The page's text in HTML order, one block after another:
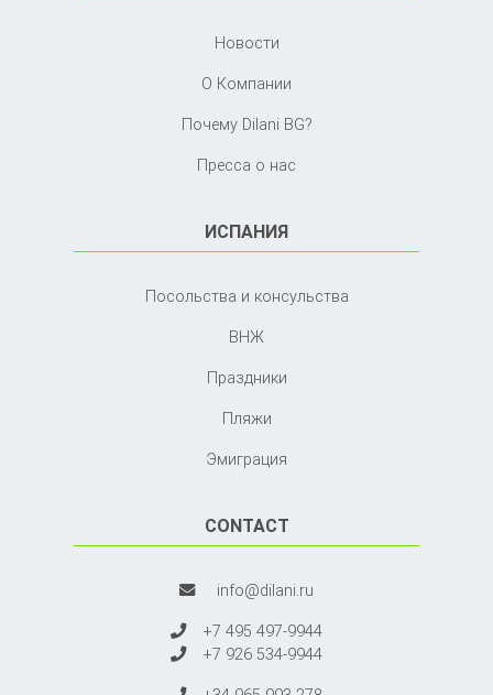
Новости
О Компании
Почему Dilani BG?
Пресса о нас
ИСПАНИЯ
Посольства и консульства
ВНЖ
Праздники
Пляжи
Эмиграция
CONTACT
info@dilani.ru
+7 495 497-9944
+7 926 534-9944